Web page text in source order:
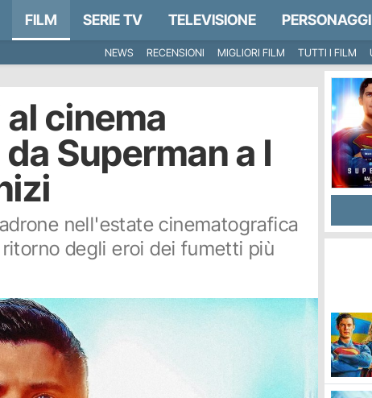
FILM SERIE TV TELEVISIONE PERSONAGGI
NEWS RECENSIONI MIGLIORI FILM TUTTI I FILM
cinema
Superman a I
nell'estate cinematografica
degli eroi dei fumetti più